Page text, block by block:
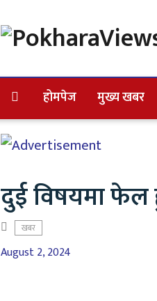
होमपेज मुख्य खबर
दुई विषयमा फेल
खबर
August 2, 2024